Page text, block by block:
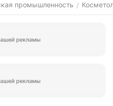
промышленность /